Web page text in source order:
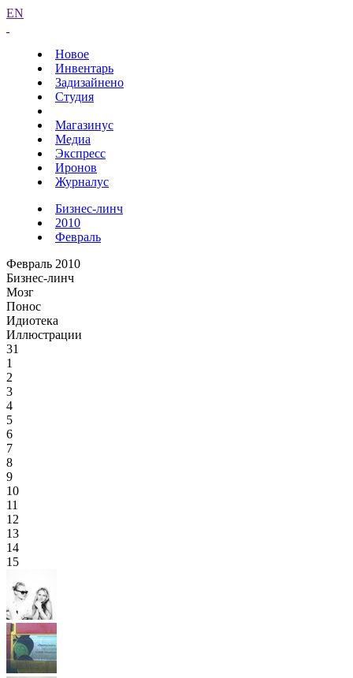
EN
Новое
Инвентарь
Задизайнено
Студия
Магазинус
Медиа
Экспресс
Иронов
Журналус
Бизнес-линч
2010
Февраль
Февраль 2010
Бизнес-линч
Мозг
Понос
Идиотека
Иллюстрации
31
1
2
3
4
5
6
7
8
9
10
11
12
13
14
15